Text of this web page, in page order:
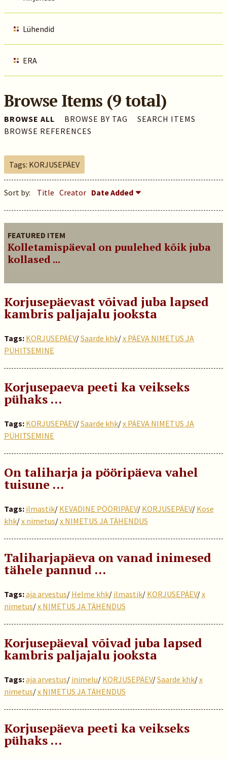
Lühendid
ERA
Browse Items (9 total)
BROWSE ALL BROWSE BY TAG
SEARCH ITEMS
BROWSE REFERENCES
Tags: KORJUSEPÄEV
Sort by: Title Creator Date Added
FEATURED ITEM
Kolletamispäeval on puulehed kõik juba
kollased ...
Korjusepäevast võivad juba lapsed
kambris paljajalu jooksta
Tags: KORJUSEPÄEV/Saarde khk/x PÄEVA NIMETUS JA
PÜHITSEMINE
Korjusepaeva peeti ka veikseks
pühaks …
Tags: KORJUSEPÄEV/Saarde khk/x PÄEVA NIMETUS JA
PÜHITSEMINE
On taliharja ja pööripäeva vahel
tuisune …
Tags: ilmastik/ KEVADINE PÖÖRIPÄEV/ KORJUSEPÄEV/ Kose
khk/x nimetus/x NIMETUS JA TÄHENDUS
Taliharjapäeva on vanad inimesed
tähele pannud …
Tags:aja arvestus/ Helme khk/ ilmastik/ KORJUSEPÄEV/x
nimetus/x NIMETUS JA TÄHENDUS
Korjusepäeval võivad juba lapsed
kambris paljajalu jooksta
Tags:aja arvestus/ inimelu/ KORJUSEPÄEV/Saarde khk/x
nimetus/x NIMETUS JA TÄHENDUS
Korjusepäeva peeti ka veikseks
pühaks …